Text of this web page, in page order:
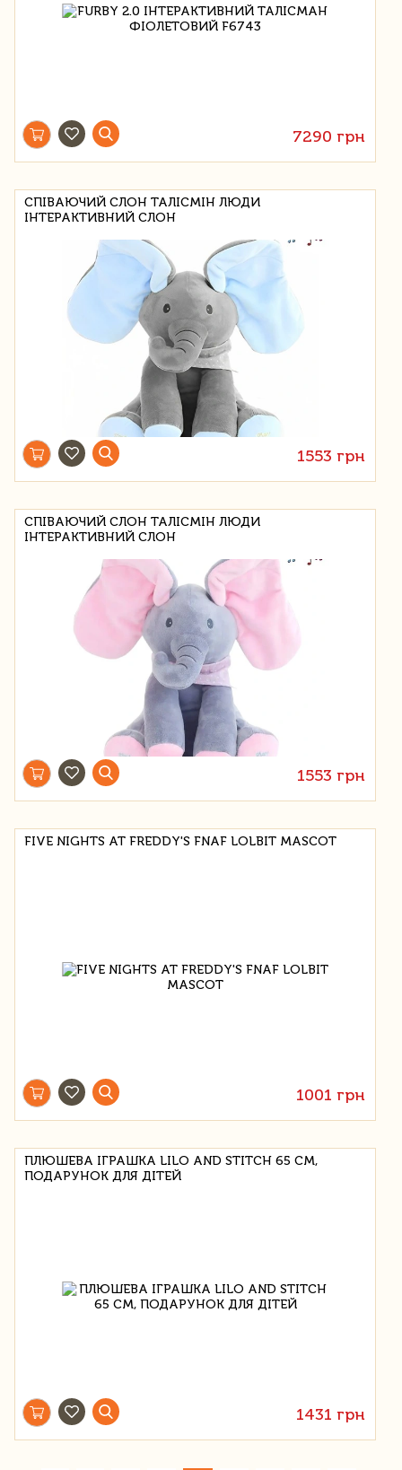
7290 грн
СПІВАЮЧИЙ СЛОН ТАЛІСМІН ЛЮДИ
ІНТЕРАКТИВНИЙ СЛОН
1553 грн
СПІВАЮЧИЙ СЛОН ТАЛІСМІН ЛЮДИ
ІНТЕРАКТИВНИЙ СЛОН
1553 грн
FIVE NIGHTS AT FREDDY'S FNAF LOLBIT MASCOT
1001 грн
ПЛЮШЕВА ІГРАШКА LILO AND STITCH 65 СМ,
ПОДАРУНОК ДЛЯ ДІТЕЙ
1431 грн